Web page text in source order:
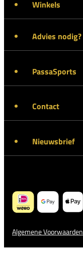
Winkels
Advies nodig?
PassaSports
Contact
Nieuwsbrief
Algemene Voorwaarden